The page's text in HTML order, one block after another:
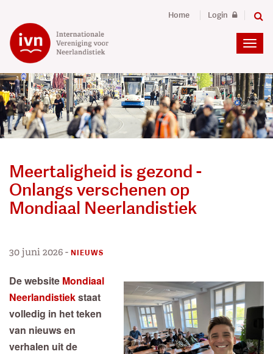
Home Login
Meertaligheid is gezond -
Onlangs verschenen op
Mondiaal Neerlandistiek
30 juni 2026 - NIEUWS
De website Mondiaal
Neerlandistiekstaat
volledig in het teken
van nieuws en
verhalen uit de